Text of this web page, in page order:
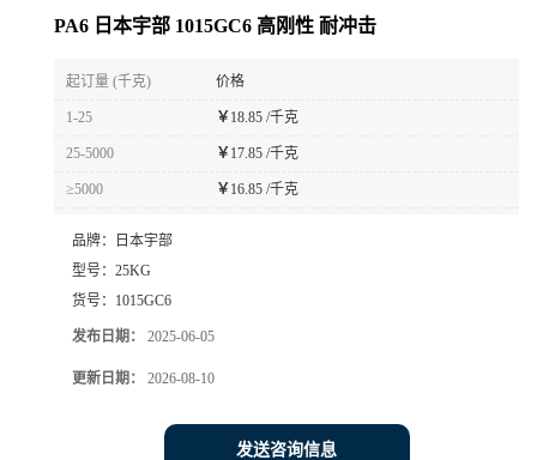
PA6 日本宇部 1015GC6 高刚性 耐冲击
起订量 (千克) 价格
1-25 ￥18.85 /千克
25-5000 ￥17.85 /千克
≥5000 ￥16.85 /千克
品牌：
日本宇部
型号： 25KG
货号： 1015GC6
发布日期： 2025-06-05
更新日期： 2026-08-10
发送咨询信息